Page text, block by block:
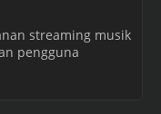
streaming musik
pengguna